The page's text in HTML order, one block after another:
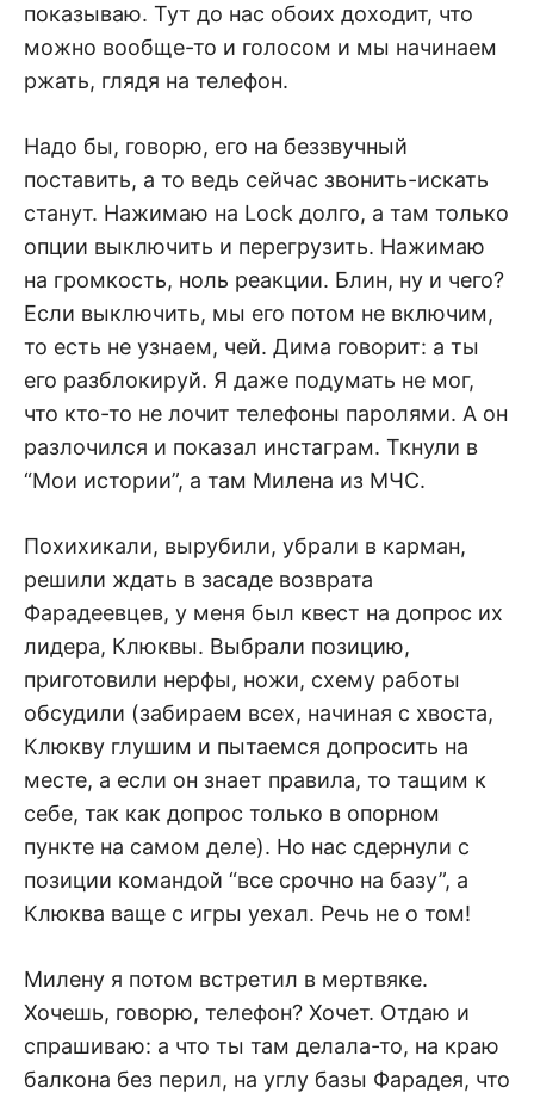
показываю. Тут до нас обоих доходит, что
можно вообще-то и голосом и мы начинаем
ржать, глядя на телефон.
Надо бы, говорю, его на беззвучный
поставить, а то ведь сейчас звонить-искать
станут. Нажимаю на Lock долго, а там только
опции выключить и перегрузить. Нажимаю
на громкость, ноль реакции. Блин, ну и чего?
Если выключить, мы его потом не включим,
то есть не узнаем, чей. Дима говорит: а ты
его разблокируй. Я даже подумать не мог,
что кто-то не лочит телефоны паролями. А он
разлочился и показал инстаграм. Ткнули в
“Мои истории”, а там Милена из МЧС.
Похихикали, вырубили, убрали в карман,
решили ждать в засаде возврата
Фарадеевцев, у меня был квест на допрос их
лидера, Клюквы. Выбрали позицию,
приготовили нерфы, ножи, схему работы
обсудили (забираем всех, начиная с хвоста,
Клюкву глушим и пытаемся допросить на
месте, а если он знает правила, то тащим к
себе, так как допрос только в опорном
пункте на самом деле). Но нас сдернули с
позиции командой “все срочно на базу”, а
Клюква ваще с игры уехал. Речь не о том!
Милену я потом встретил в мертвяке.
Хочешь, говорю, телефон? Хочет. Отдаю и
спрашиваю: а что ты там делала-то, на краю
балкона без перил, на углу базы Фарадея, что